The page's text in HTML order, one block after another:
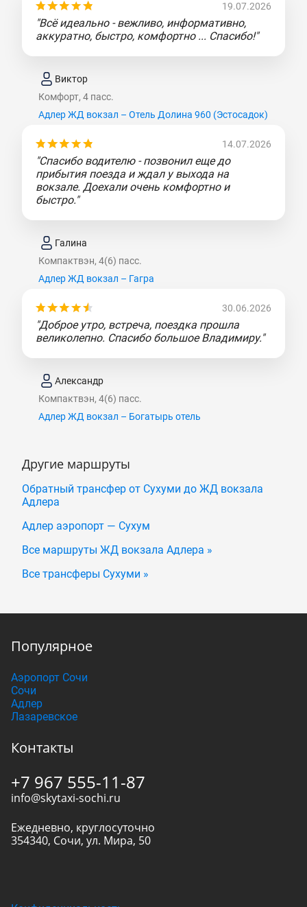
19.07.2026
"Всё идеально - вежливо, информативно,
аккуратно, быстро, комфортно ... Спасибо!"
Виктор
Комфорт, 4 пасс.
Адлер ЖД вокзал – Отель Долина 960 (Эcтocaдoк)
14.07.2026
"Спасибо водителю - позвонил еще до
прибытия поезда и ждал у выхода на
вокзале. Доехали очень комфортно и
быстро."
Галина
Компактвэн, 4(6) пасс.
Адлер ЖД вокзал – Гагра
30.06.2026
"Доброе утро, встреча, поездка прошла
великолепно. Спасибо большое Владимиру."
Александр
Компактвэн, 4(6) пасс.
Адлер ЖД вокзал – Богатырь отель
Другие маршруты
Обратный трансфер от Сухуми до ЖД вокзала
Адлера
Адлер аэропорт — Сухум
Все маршруты ЖД вокзала Адлера »
Все трансферы Сухуми »
Популярное
Аэропорт Сочи
Сочи
Адлер
Лазаревское
Контакты
+7 967 555-11-87
info@skytaxi-sochi.ru
Ежедневно, круглосуточно
354340, Сочи, ул. Мира, 50